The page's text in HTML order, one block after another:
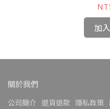
加
關於我們
公司簡介 退貨退款 隱私政策